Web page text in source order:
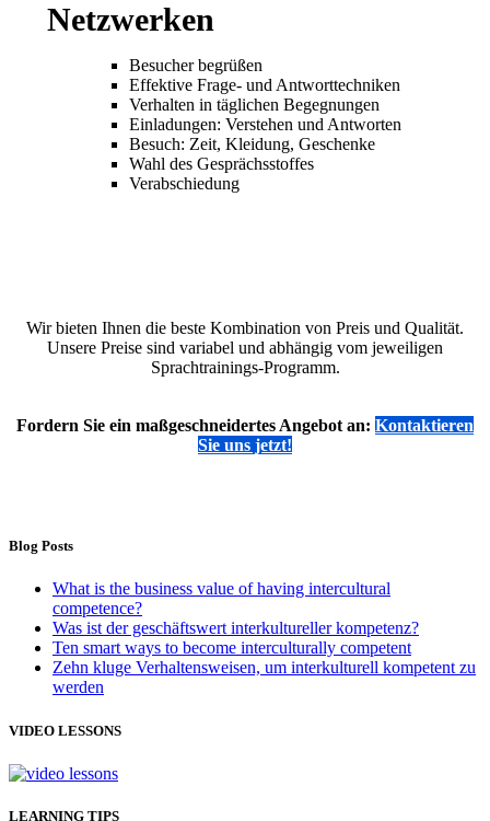
Netzwerken
Besucher begrüßen
Effektive Frage- und Antworttechniken
Verhalten in täglichen Begegnungen
Einladungen: Verstehen und Antworten
Besuch: Zeit, Kleidung, Geschenke
Wahl des Gesprächsstoffes
Verabschiedung
Wir bieten Ihnen die beste Kombination von Preis und Qualität.
Unsere Preise sind variabel und abhängig vom jeweiligen
Sprachtrainings-Programm.
Fordern Sie ein maßgeschneidertes Angebot an: Kontaktieren
Sie uns jetzt!
Blog Posts
What is the business value of having intercultural
competence?
Was ist der geschäftswert interkultureller kompetenz?
Ten smart ways to become interculturally competent
Zehn kluge Verhaltensweisen, um interkulturell kompetent zu
werden
VIDEO LESSONS
LEARNING TIPS